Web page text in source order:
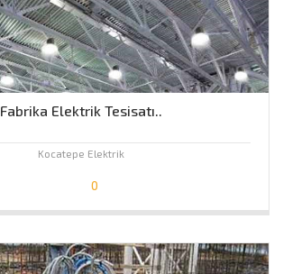
Fabrika Elektrik Tesisatı..
Kocatepe Elektrik
0